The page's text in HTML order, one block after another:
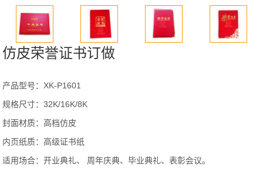
仿皮荣誉证书订做
产品型号：XK-P1601
规格尺寸：32K/16K/8K
封面材质：高档仿皮
内页纸质：高级证书纸
适用场合：开业典礼、 周年庆典、毕业典礼、表彰会议。